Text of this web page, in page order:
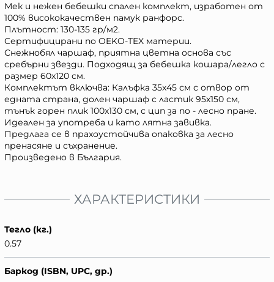
Мек и нежен бебешки спален комплект, изработен от
100% висококачествен памук ранфорс.
Плътност: 130-135 гр/м2.
Сертифицирани по OEKO-TEX материи.
Снежнобял чаршаф, приятна цветна основа със
сребърни звезди. Подходящ за бебешка кошара/легло с
размер 60x120 см.
Комплектът включва: Калъфка 35x45 см с отвор от
едната страна, долен чаршаф с ластик 95x150 см,
тънък горен плик 100x130 см, с цип за по - лесно пране.
Идеален за употреба и като лятна завивка.
Предлага се в прахоустойчива опаковка за лесно
пренасяне и съхранение.
Произведено в България.
ХАРАКТЕРИСТИКИ
Тегло (кг.)
0.57
Баркод (ISBN, UPC, др.)